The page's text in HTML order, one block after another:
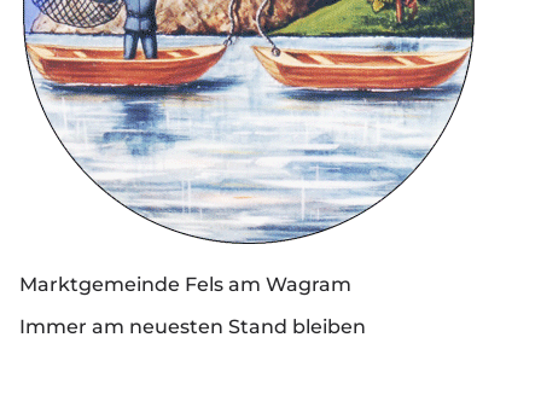
Marktgemeinde Fels am Wagram
Immer am neuesten Stand bleiben